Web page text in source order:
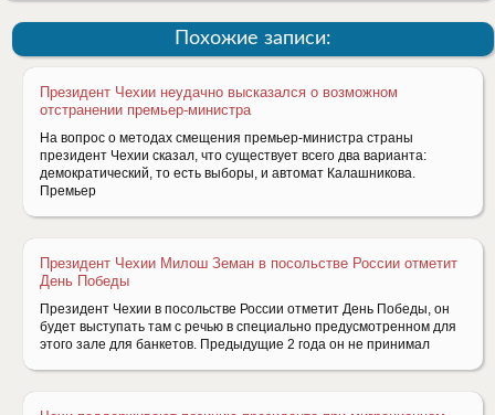
Похожие записи:
Президент Чехии неудачно высказался о возможном
отстранении премьер-министра
На вопрос о методах смещения премьер-министра страны
президент Чехии сказал, что существует всего два варианта:
демократический, то есть выборы, и автомат Калашникова.
Премьер
Президент Чехии Милош Земан в посольстве России отметит
День Победы
Президент Чехии в посольстве России отметит День Победы, он
будет выступать там с речью в специально предусмотренном для
этого зале для банкетов. Предыдущие 2 года он не принимал